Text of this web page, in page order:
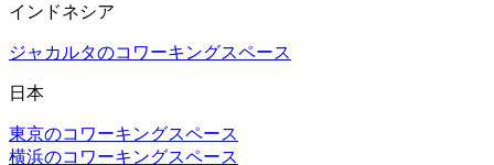
インドネシア
ジャカルタのコワーキングスペース
日本
東京のコワーキングスペース
横浜のコワーキングスペース